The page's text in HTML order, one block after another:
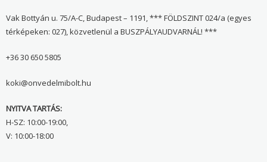
Vak Bottyán u. 75/A-C, Budapest – 1191, *** FÖLDSZINT 024/a (egyes
térképeken: 027), közvetlenül a BUSZPÁLYAUDVARNÁL! ***
+36 30 650 5805
koki@onvedelmibolt.hu
NYITVA TARTÁS:
H-SZ: 10:00-19:00,
V: 10:00-18:00